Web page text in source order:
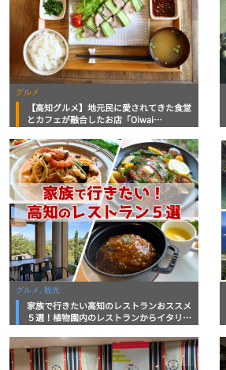
グルメ
【高知グルメ】地元民に愛されてきた食堂
とカフェが融合したお店「Oiwai
グルメ, 観光
家族で行きたい高知のレストランおススメ
５選！植物園内のレストランからイタリア